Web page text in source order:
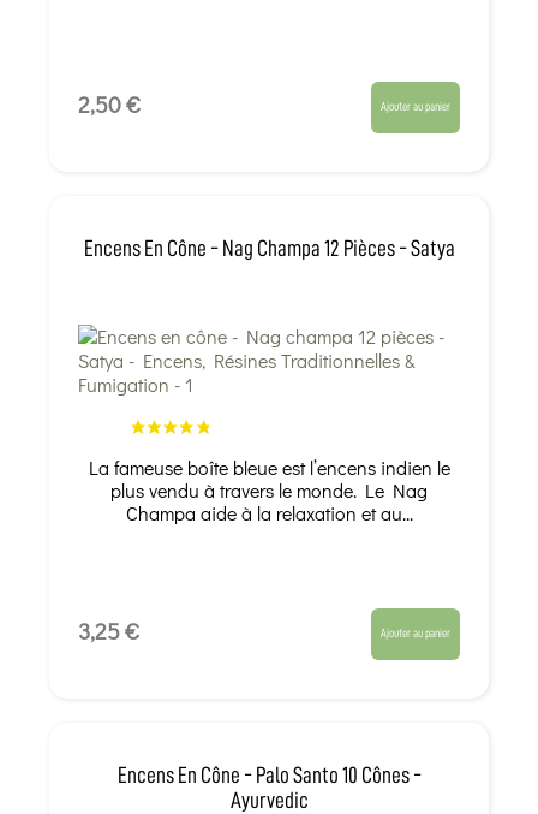
2,50 € Ajouter au panier
Encens En Cône - Nag Champa 12 Pièces - Satya
La fameuse boîte bleue est l’encens indien le
plus vendu à travers le monde. Le Nag
Champa aide à la relaxation et au...
3,25 € Ajouter au panier
Encens En Cône - Palo Santo 10 Cônes -
Ayurvedic